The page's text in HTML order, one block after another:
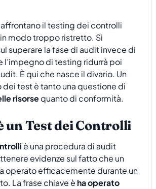
il testing dei controlli
modo troppo ristretto. Si
superare la fase di audit invece di
l’impegno di testing ridurrà poi
È qui che nasce il divario. Un
test è tanto una questione di
risorsequanto di conformità.
un Test dei Controlli
è una procedura di audit
evidenze sul fatto che un
operato efficacemente durante un
La frase chiave è ha operato